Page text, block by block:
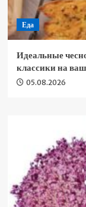
Еда
Идеальные
классики на
05.08.2026